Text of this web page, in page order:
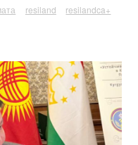
resiland
resilandca+